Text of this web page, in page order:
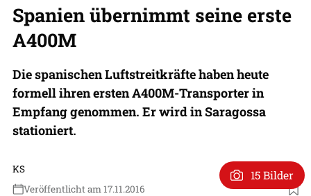
Spanien übernimmt seine erste
A400M
Die spanischen Luftstreitkräfte haben heute
formell ihren ersten A400M-Transporter in
Empfang genommen. Er wird in Saragossa
stationiert.
KS
Veröffentlicht am 17.11.2016
15 Bilder